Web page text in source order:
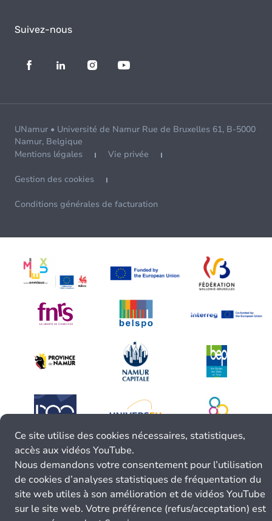
Suivez-nous
UNamur • Université de Namur Rue de Bruxelles 61, B-5000
Namur, Belgique
Mentions légales
Vie privée
Gestion des cookies
Conditions générales de facturation
Ce site utilise des cookies nécessaires, statistiques,
accès aux vidéos YouTube.
Nous demandons votre consentement pour l’utilisation
de cookies d’analyses statistiques de fréquentation du
site web utiles à son amélioration et de vidéos YouTube
sur le site web. Votre préférence (refus/acceptation) est